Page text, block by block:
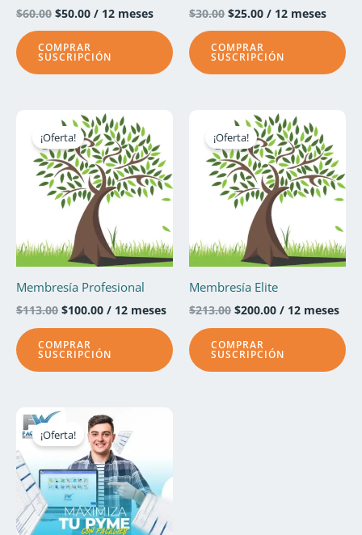
$60.00 $50.00 / 12 meses
COMPRAR
SUSCRIPCIÓN
$30.00 $25.00 / 12 meses
COMPRAR
SUSCRIPCIÓN
¡Oferta!
Membresía Profesional
$113.00
precio
original
era:
$113.00.
$100.00
El
precio
actual
es:
$100.00.
/ 12 meses
COMPRAR
SUSCRIPCIÓN
¡Oferta!
Membresía Elite
$213.00
precio
original
era:
$213.00.
$200.00
El
precio
actual
es:
$200.00.
/ 12 meses
COMPRAR
SUSCRIPCIÓN
¡Oferta!
precio
original
era:
$300.00.
El
precio
actual
es:
$249.75.